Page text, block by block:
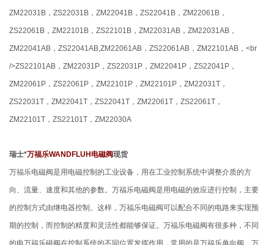
ZM22031B，ZS22031B，ZM22041B，ZS22041B，ZM22061B，
ZS22061B，ZM22101B，ZS22101B，ZM22031AB，ZM22031AB，
ZM22041AB，ZS22041AB,ZM22061AB，ZS22061AB，ZM22101AB，<br
/>ZS22101AB，ZM22031P，ZS22031P，ZM22041P，ZS22041P，
ZM22061P，ZS22061P，ZM22101P，ZM22101P，ZM22031T，
ZS22031T，ZM22041T，ZS22041T，ZM22061T，ZS22061T，
ZM22101T，ZS22101T，ZM22030A
瑞士*万福乐WANDFLUH电磁阀现货
万福乐电磁阀是用电磁控制的工业设备，用在工业控制系统中调整介质的方
向、流量、速度和其他的参数。万福乐电磁阀是用电磁的效应进行控制，主要
的控制方式由继电器控制。这样，万福乐电磁阀可以配合不同的电路来实现预
期的控制，而控制的精度和灵活性都能够保证。万福乐电磁阀有很多种，不同
的电万福乐磁阀在控制系统的不同位置发挥作用，常用的是万福乐单向阀、万